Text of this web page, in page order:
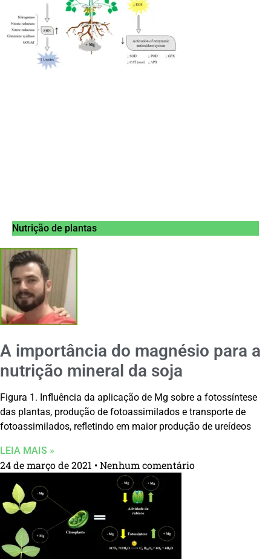
Nutrição de plantas
A importância do magnésio para a
nutrição mineral da soja
Figura 1. Influência da aplicação de Mg sobre a fotossíntese
das plantas, produção de fotoassimilados e transporte de
fotoassimilados, refletindo em maior produção de ureídeos
LEIA MAIS »
24 de março de 2021 Nenhum comentário